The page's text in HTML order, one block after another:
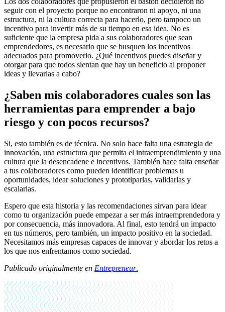
seguir con el proyecto porque no encontraron ni apoyo, ni una
estructura, ni la cultura correcta para hacerlo, pero tampoco un
incentivo para invertir más de su tiempo en esa idea. No es
suficiente que la empresa pida a sus colaboradores que sean
emprendedores, es necesario que se busquen los incentivos
adecuados para promoverlo. ¿Qué incentivos puedes diseñar y
otorgar para que todos sientan que hay un beneficio al proponer
ideas y llevarlas a cabo?
¿Saben mis colaboradores cuales son las
herramientas para emprender a bajo
riesgo y con pocos recursos?
Si, esto también es de técnica. No solo hace falta una estrategia de
innovación, una estructura que permita el intraemprendimiento y una
cultura que la desencadene e incentivos. También hace falta enseñar
a tus colaboradores como pueden identificar problemas u
oportunidades, idear soluciones y prototiparlas, validarlas y
escalarlas.
Espero que esta historia y las recomendaciones sirvan para idear
como tu organización puede empezar a ser más intraemprendedora y
por consecuencia, más innovadora. Al final, esto tendrá un impacto
en tus números, pero también, un impacto positivo en la sociedad.
Necesitamos más empresas capaces de innovar y abordar los retos a
los que nos enfrentamos como sociedad.
Publicado originalmente en Entrepreneur.